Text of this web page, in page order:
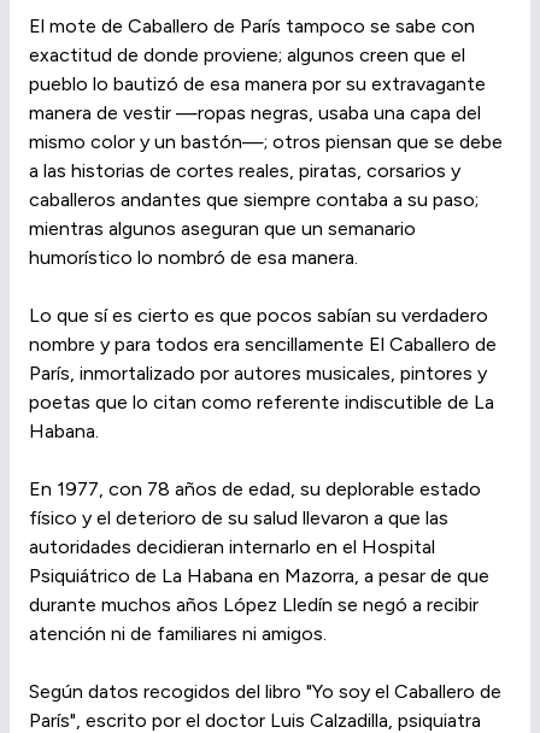
El mote de Caballero de París tampoco se sabe con
exactitud de donde proviene; algunos creen que el
pueblo lo bautizó de esa manera por su extravagante
manera de vestir —ropas negras, usaba una capa del
mismo color y un bastón—; otros piensan que se debe
a las historias de cortes reales, piratas, corsarios y
caballeros andantes que siempre contaba a su paso;
mientras algunos aseguran que un semanario
humorístico lo nombró de esa manera.
Lo que sí es cierto es que pocos sabían su verdadero
nombre y para todos era sencillamente El Caballero de
París, inmortalizado por autores musicales, pintores y
poetas que lo citan como referente indiscutible de La
Habana.
En 1977, con 78 años de edad, su deplorable estado
físico y el deterioro de su salud llevaron a que las
autoridades decidieran internarlo en el Hospital
Psiquiátrico de La Habana en Mazorra, a pesar de que
durante muchos años López Lledín se negó a recibir
atención ni de familiares ni amigos.
Según datos recogidos del libro "Yo soy el Caballero de
París", escrito por el doctor Luis Calzadilla, psiquiatra